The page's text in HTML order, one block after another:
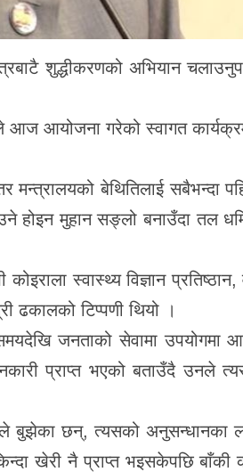
शुद्धीकरणको अभियान
आज आयोजना गरेको स्वागत
बेथितिलाई सबैभन्दा
होइन मुहान सङ्लो बनाउँदा तल
स्वास्थ्य विज्ञान प्रतिष्ठान,
ढकालको टिप्पणी थियो ।
जनताको सेवामा उपयोगमा
प्राप्त भएको बताउँदै उनले
बुझेका छन्, त्यसको अनुसन्धानका
खेरी नै प्राप्त भइसकेपछि बाँकी